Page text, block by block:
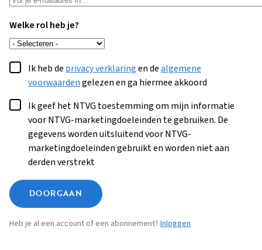
Welke rol heb je?
Ik heb de privacy verklaringen dealgemene
voorwaardengelezen en ga hiermee akkoord
Ik geef het NTVG toestemming om mijn informatie
voor NTVG-marketingdoeleinden te gebruiken. De
gegevens worden uitsluitend voor NTVG-
marketingdoeleinden gebruikt en worden niet aan
derden verstrekt
DOORGAAN
Heb je al een account of een abonnement? Inloggen